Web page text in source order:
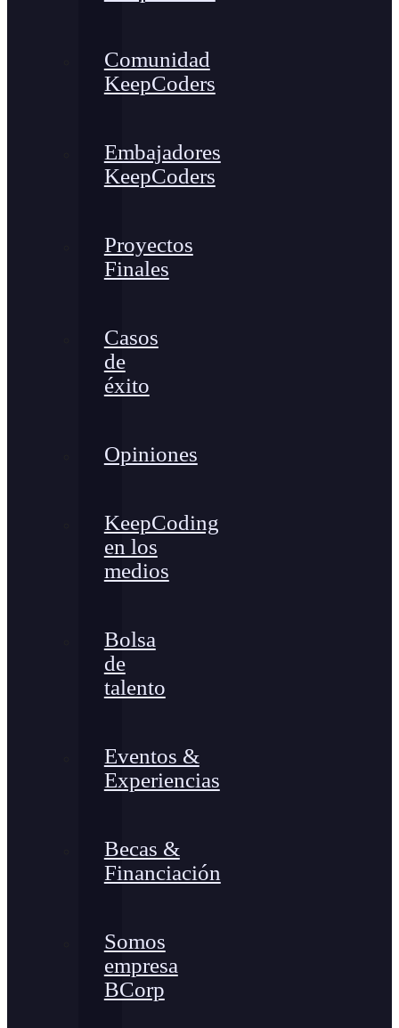
Comunidad
KeepCoders
Embajadores
KeepCoders
Proyectos
Finales
Casos
de
éxito
Opiniones
KeepCoding
en los
medios
Bolsa
de
talento
Eventos &
Experiencias
Becas &
Financiación
Somos
empresa
BCorp